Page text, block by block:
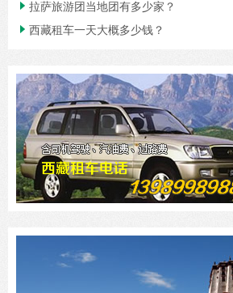
 拉萨旅游团当地团有多少家？
 西藏租车一天大概多少钱？